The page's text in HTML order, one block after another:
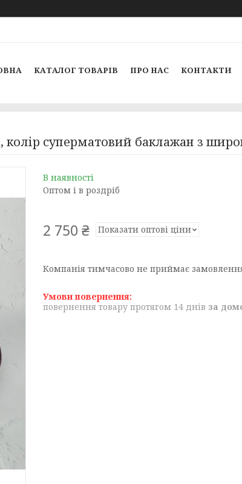
КАТАЛОГ ТОВАРІВ ПРО НАС КОНТАКТИ
колір суперматовий баклажан з
В наявності
Оптом і в роздріб
2 750 ₴ Показати оптові ціни
Компанія тимчасово не приймає
повернення товару протягом 14 днів за